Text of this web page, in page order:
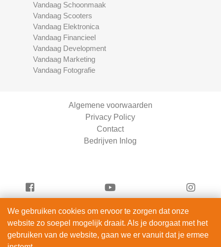
Vandaag Schoonmaak
Vandaag Scooters
Vandaag Elektronica
Vandaag Financieel
Vandaag Development
Vandaag Marketing
Vandaag Fotografie
Algemene voorwaarden
Privacy Policy
Contact
Bedrijven Inlog
Vandaag Fietsen is onderdeel van
ServiceRight B.V. | KVK 90914872
We gebruiken cookies om ervoor te zorgen dat onze
website zo soepel mogelijk draait. Als je doorgaat met het
gebruiken van de website, gaan we er vanuit dat je ermee